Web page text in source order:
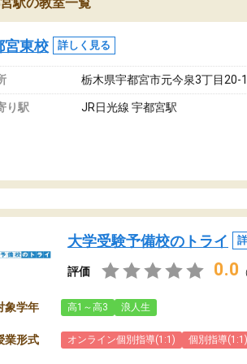
お
宮東校 詳しく見る
栃木県宇都宮市元今泉3丁目20-
り駅 JR日光線 宇都宮駅
大学受験予備校のトライ
評価 0.0
象学年 高1～高3 浪人生
業形式 オンライン個別指導(1:1) 個別指導(1:1)